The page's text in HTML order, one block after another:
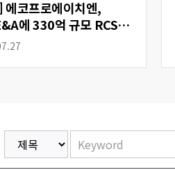
에코프로에이치엔,
에 330억 규모 RCS